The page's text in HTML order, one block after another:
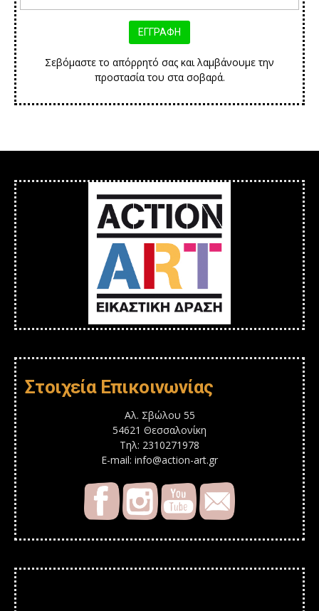
Σεβόμαστε το απόρρητό σας και λαμβάνουμε την
προστασία του στα σοβαρά.
Στοιχεία Επικοινωνίας
Αλ. Σβώλου 55
54621 Θεσσαλονίκη
Τηλ: 2310271978
E-mail: info@action-art.gr